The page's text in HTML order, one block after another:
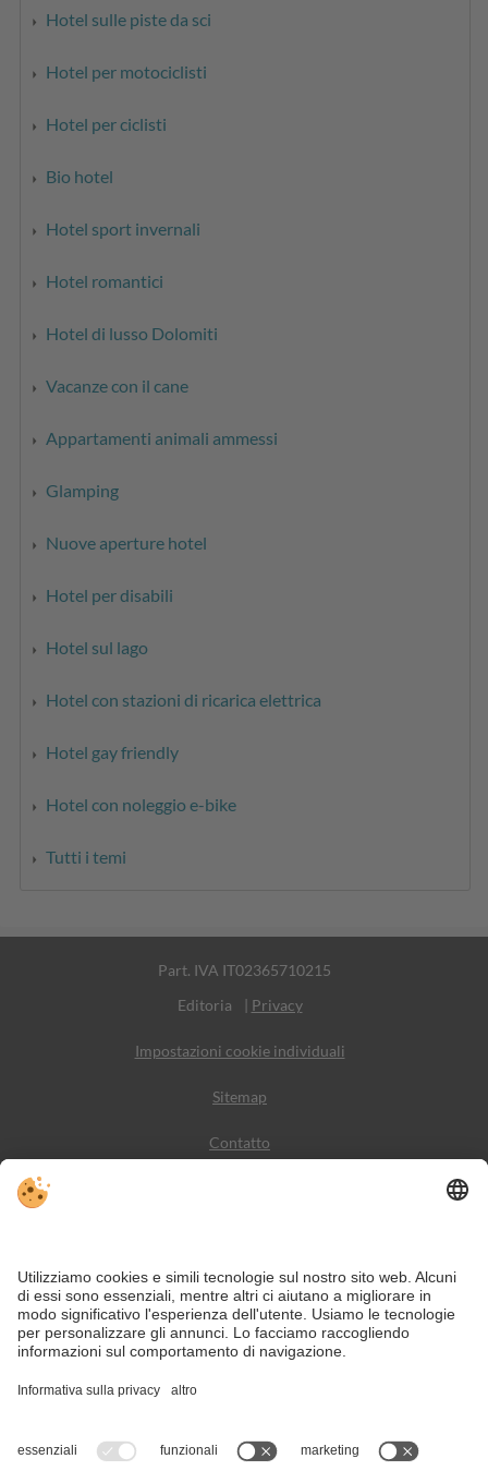
Hotel sulle piste da sci
Hotel per motociclisti
Hotel per ciclisti
Bio hotel
Hotel sport invernali
Hotel romantici
Hotel di lusso Dolomiti
Vacanze con il cane
Appartamenti animali ammessi
Glamping
Nuove aperture hotel
Hotel per disabili
Hotel sul lago
Hotel con stazioni di ricarica elettrica
Hotel gay friendly
Hotel con noleggio e-bike
Tutti i temi
Part. IVA IT02365710215
Editoria
| Privacy
Impostazioni cookie individuali
Sitemap
Contatto
VIVODolomiti è il portale di viaggio per una vacanza in
montagna indimenticabile – con alloggi e offerte nelle
Dolomiti, Patrimonio Naturale dell’Umanità UNESCO.
Nonostante il lavoro accurato e il costante aggiornamento dei contenuti, si
possono verificare errori. Non garantiamo la correttezza e la completezza di